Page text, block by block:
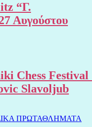
“Γ.
Αυγούστου
Chess Festival
Slavoljub